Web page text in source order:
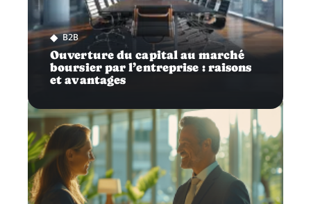
B2B
Ouverture du capital au marché
boursier par l’entreprise : raisons
et avantages